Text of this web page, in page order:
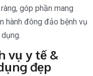
góp phần mang
hành đông đảo bệnh vụ
vụ y tế &
đẹp